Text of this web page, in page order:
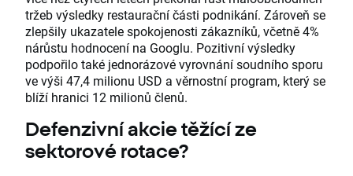
tržeb výsledky restaurační části podnikání. Zároveň se
zlepšily ukazatele spokojenosti zákazníků, včetně 4%
nárůstu hodnocení na Googlu. Pozitivní výsledky
podpořilo také jednorázové vyrovnání soudního sporu
ve výši 47,4 milionu USD a věrnostní program, který se
blíží hranici 12 milionů členů.
Defenzivní akcie těžící ze
sektorové rotace?